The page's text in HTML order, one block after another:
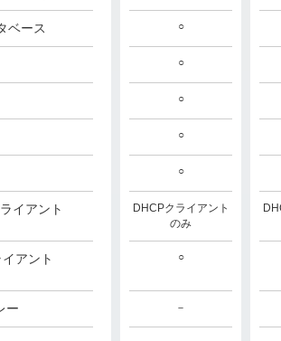
ベース
イアント
アント
ー
DHCPクライアント
○
○
○
○
○
○
DHCPクライアント
のみ
○
－